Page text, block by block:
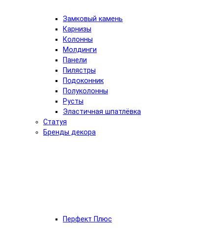
Замковый камень
Карнизы
Колонны
Молдинги
Панели
Пилястры
Подоконник
Полуколонны
Русты
Эластичная шпатлёвка
Статуя
Бренды декора
Перфект Плюс